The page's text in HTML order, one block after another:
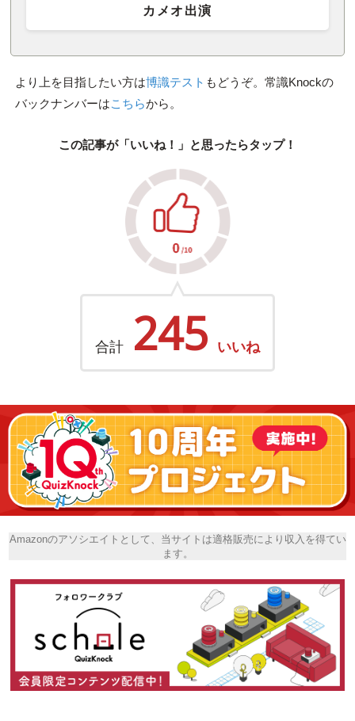
カメオ出演
より上を目指したい方は博識テスト もどうぞ。常識Knockの
バックナンバーはこちらから。
この記事が「いいね！」と思ったらタップ！
合計 245 いいね
Amazonのアソシエイトとして、当サイトは適格販売により収入を得てい
ます。